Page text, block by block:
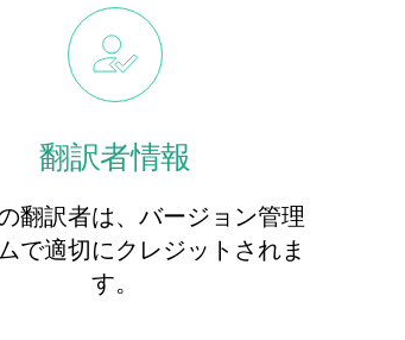
翻訳者情報
翻訳者は、バージョン管理
で適切にクレジットされま
す。